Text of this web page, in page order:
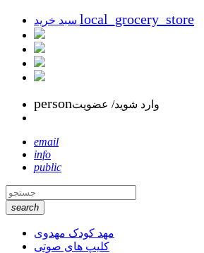
local_grocery_store
personوارد شوید/ عضویت
email
info
public
search
مهد کودک مهدوی
کلیپ های صوتی